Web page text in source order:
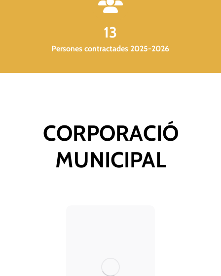
13
Persones contractades 2025-2026
CORPORACIÓ
MUNICIPAL